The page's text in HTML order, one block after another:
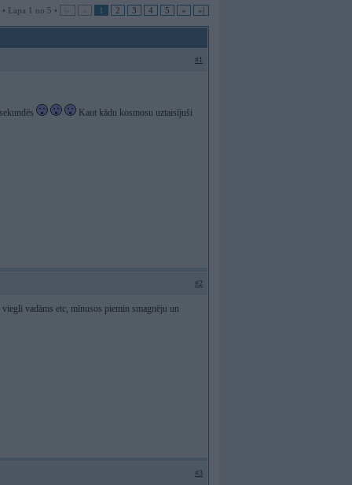
Lapa 1 no 5 • |« « 1 2 3 4 5 » »|
#1
Kaut kādu kosmosu uztaisījuši
#2
vadāms etc, mīnusos piemin smagnēju un
#3